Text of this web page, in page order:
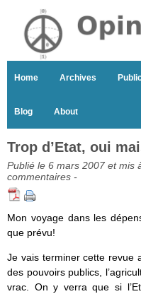
Home Archives
Blog About
Trop d’Etat, oui
Publié le 6 mars 2007 et mis
commentaires -
Mon voyage dans les
que prévu!
Je vais terminer cette revue
des pouvoirs publics,
vrac. On y verra que si